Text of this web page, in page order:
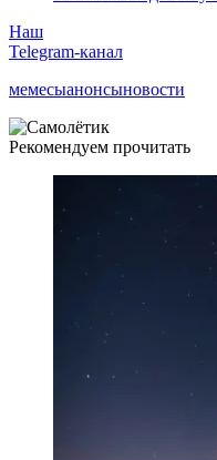
Наш
Telegram-канал
мемесыанонсыновости
Рекомендуем прочитать